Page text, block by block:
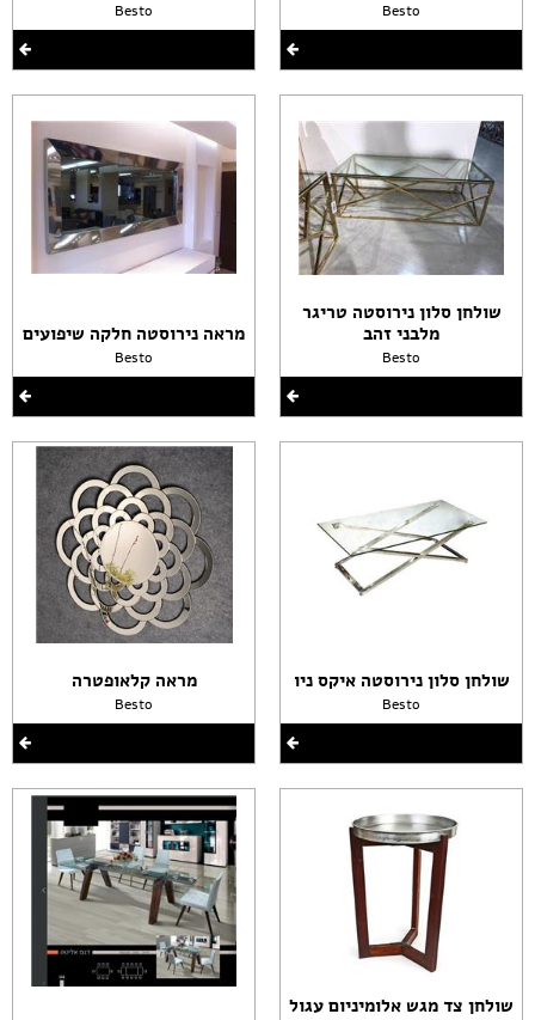
Besto
שולחן סלון נירוסטה טריגר
מלבני זהב
Besto
שולחן סלון נירוסטה איקס ניו
Besto
שולחן צד מגש אלומיניום עגול
Besto
מראה נירוסטה חלקה שיפועים
Besto
מראה קלאופטרה
Besto